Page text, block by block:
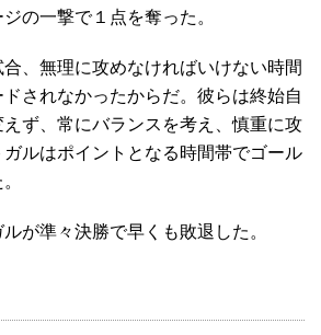
の一撃で１点を奪った。
されなかったからだ。彼らは終始自
ず、常にバランスを考え、慎重に攻
ルはポイントとなる時間帯でゴール
ルが準々決勝で早くも敗退した。